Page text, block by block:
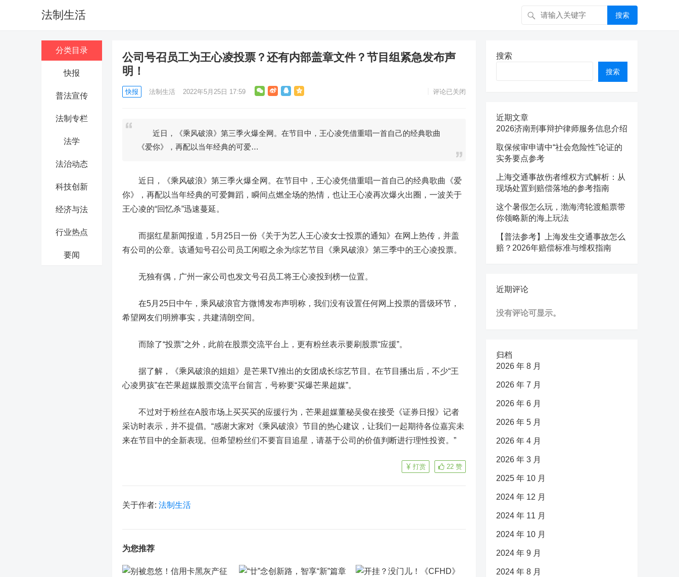
法制生活 搜索
分类目录
快报
普法宣传
法制专栏
法学
法治动态
科技创新
经济与法
行业热点
要闻
公司号召员工为王心凌投票？还有内部盖章文件？节目组紧急发布声
明！
快报 法制生活 2022年5月25日 17:59 评论已关闭
近日，《乘风破浪》第三季火爆全网。在节目中，王心凌凭借重唱一首自己的经典歌曲
《爱你》，再配以当年经典的可爱…
近日，《乘风破浪》第三季火爆全网。在节目中，王心凌凭借重唱一首自己的经典歌曲《爱
你》，再配以当年经典的可爱舞蹈，瞬间点燃全场的热情，也让王心凌再次爆火出圈，一波关于
王心凌的“回忆杀”迅速蔓延。
而据红星新闻报道，5月25日一份《关于为艺人王心凌女士投票的通知》在网上热传，并盖
有公司的公章。该通知号召公司员工闲暇之余为综艺节目《乘风破浪》第三季中的王心凌投票。
无独有偶，广州一家公司也发文号召员工将王心凌投到榜一位置。
在5月25日中午，乘风破浪官方微博发布声明称， 我们没有设置任何网上投票的晋级环节，
希望网友们明辨事实，共建清朗空间 。
而除了“投票”之外，此前在股票交流平台上，更有粉丝表示要刷股票“应援”。
据了解，《乘风破浪的姐姐》是芒果TV推出的女团成长综艺节目。在节目播出后，不少“王
心凌男孩”在芒果超媒股票交流平台留言，号称要“买爆芒果超媒”。
不过对于粉丝在A股市场上买买买的应援行为，芒果超媒董秘吴俊在接受《证券日报》记者
采访时表示，并不提倡。“感谢大家对《乘风破浪》节目的热心建议，让我们一起期待各位嘉宾未
来在节目中的全新表现。但希望粉丝们不要盲目追星，请基于公司的价值判断进行理性投资。”
22 赞
打赏
关于作者: 法制生活
为您推荐
搜索
搜索
近期文章
2026济南刑事辩护律师服务信息介绍
取保候审申请中“社会危险性”论证的
实务要点参考
上海交通事故伤者维权方式解析：从
现场处置到赔偿落地的参考指南
这个暑假怎么玩，渤海湾轮渡船票带
你领略新的海上玩法
【普法参考】上海发生交通事故怎么
赔？2026年赔偿标准与维权指南
近期评论
没有评论可显示。
归档
2026 年 8 月
2026 年 7 月
2026 年 6 月
2026 年 5 月
2026 年 4 月
2026 年 3 月
2025 年 10 月
2024 年 12 月
2024 年 11 月
2024 年 10 月
2024 年 9 月
2024 年 8 月